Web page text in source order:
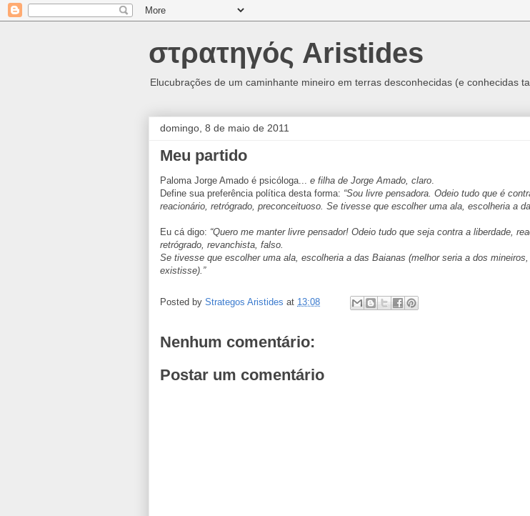
στρατηγός Aristides
Elucubrações de um caminhante mineiro em terras desconhecidas (e conhecidas
domingo, 8 de maio de 2011
Meu partido
Paloma Jorge Amado é psicóloga... e filha de Jorge Amado, claro.
Define sua preferência política desta forma: “Sou livre pensadora. Odeio tudo que é
reacionário, retrógrado, preconceituoso. Se tivesse que escolher uma ala, escolheria a
Eu cá digo: “Quero me manter livre pensador! Odeio tudo que seja contra a liberdade,
retrógrado, revanchista, falso.
Se tivesse que escolher uma ala, escolheria a das Baianas (melhor seria a dos
existisse).”
Posted by Strategos Aristides at 13:08
Nenhum comentário:
Postar um comentário